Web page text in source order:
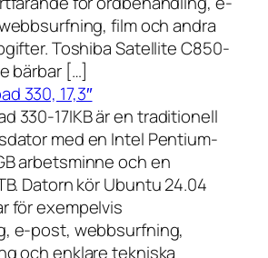
film och andra
Toshiba Satellite C850-
bärbar […]
330, 17,3″
330-17IKB är en traditionell
med en Intel Pentium-
arbetsminne och en
Datorn kör Ubuntu 24.04
för exempelvis
e-post, webbsurfning,
och enklare tekniska